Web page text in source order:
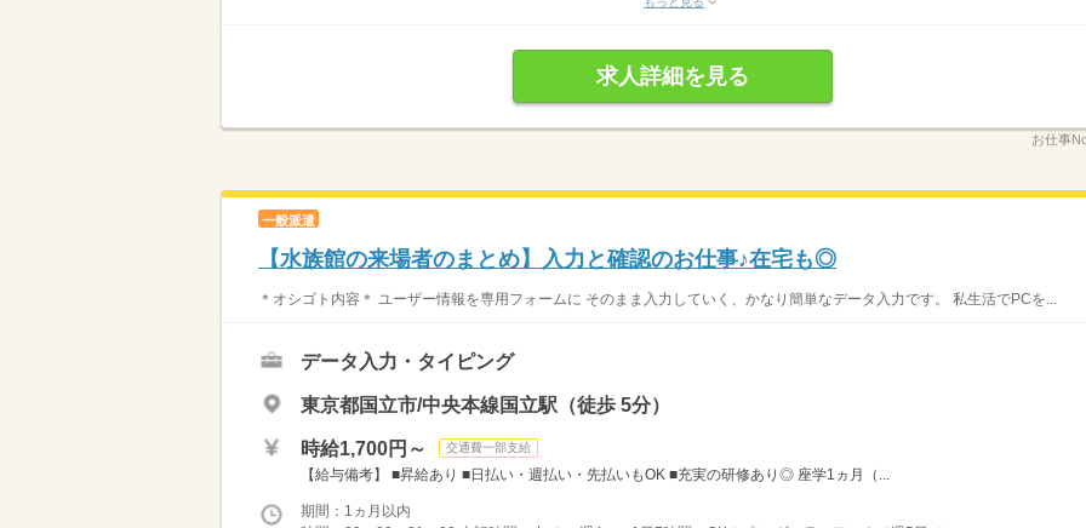
求人詳細を見る
お仕事
一般派遣
【水族館の来場者のまとめ】入力と確認のお仕事♪在宅も◎
＊オシゴト内容＊ ユーザー情報を専用フォームに そのまま入力していく、かなり簡単なデータ入力です。 私生活でPCを...
データ入力・タイピング
東京都国立市/中央本線国立駅（徒歩 5分）
時給1,700円～ 交通費一部支給
【給与備考】 ■昇給あり ■日払い・週払い・先払いもOK ■充実の研修あり◎ 座学1ヵ月（...
期間：1ヵ月以内